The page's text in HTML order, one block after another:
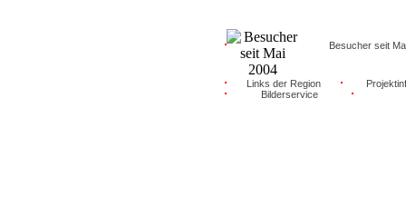
Besucher seit
Links der Region
Bilderservice